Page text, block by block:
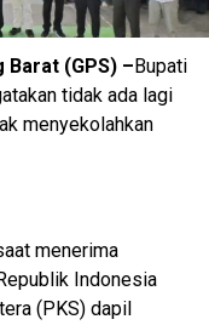
Barat (GPS) – Bupati
tidak ada lagi
menyekolahkan
menerima
Indonesia
(PKS) dapil